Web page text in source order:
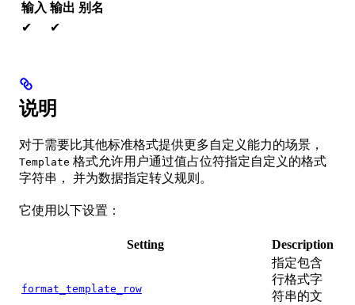
输入 输出 别名
✔
✔
说明
对于需要比其他标准格式提供更多自定义能力的场景，
Template 格式允许用户通过值占位符指定自定义的格式
字符串， 并为数据指定转义规则。
它使用以下设置：
Setting Description
format_template_row
指定包含
行格式字
符串的文